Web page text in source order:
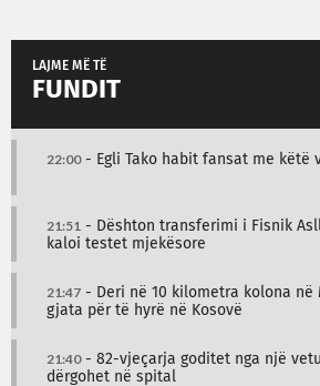
LAJME MË TË
FUNDIT
22:00- Egli Tako habit fansat me këtë
21:51 - Dështon transferimi i Fisnik
kaloi testet mjekësore
21:47 - Deri në 10 kilometra kolona në
gjata për të hyrë në Kosovë
21:40- 82-vjeçarja goditet nga një
dërgohet në spital